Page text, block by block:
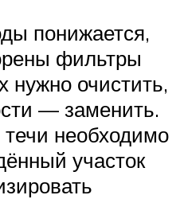
понижается,
фильтры
нужно очистить,
— заменить.
необходимо
участок